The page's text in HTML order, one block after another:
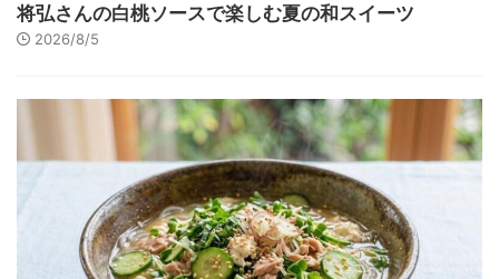
将弘さんの白桃ソースで楽しむ夏の和スイーツ
2026/8/5